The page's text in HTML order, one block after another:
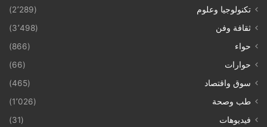
تكنولوجيا وعلوم
(2٬289)
ثقافة وفن
(3٬498)
حواء
(866)
حوارات
(66)
سوق واقتصاد
(465)
طب وصحة
(1٬026)
فيديوهات
(31)